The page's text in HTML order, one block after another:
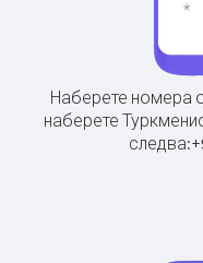
Наберете номера
наберете
следва:+